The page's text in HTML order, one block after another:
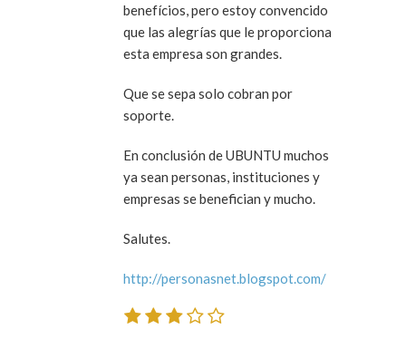
benefícios, pero estoy convencido
que las alegrías que le proporciona
esta empresa son grandes.
Que se sepa solo cobran por
soporte.
En conclusión de UBUNTU muchos
ya sean personas, instituciones y
empresas se benefician y mucho.
Salutes.
http://personasnet.blogspot.com/